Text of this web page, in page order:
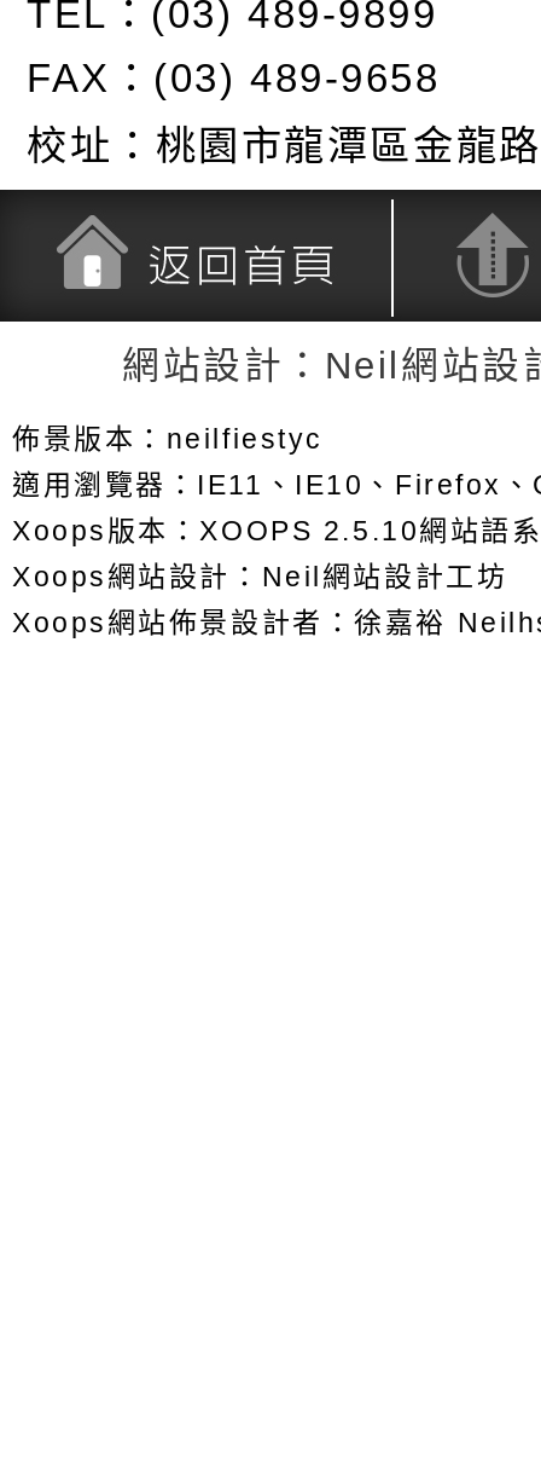
TEL：(03) 489-9899
FAX：(03) 489-9658
校址： 桃園市龍潭區金龍
返回首頁 返回頂端
網站設計：Neil網站設
佈景版本： neilfiestyc
適用瀏覽器：IE11、IE10、Firefox
Xoops版本：XOOPS 2.5.10網站語
Xoops網站設計 ： Neil網站設計工坊
Xoops網站佈景設計者：徐嘉裕